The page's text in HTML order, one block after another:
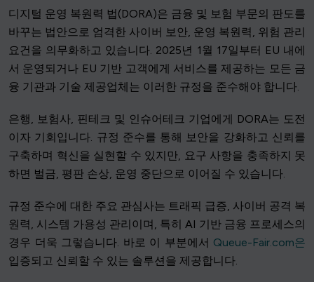
디지털 운영 복원력 법(DORA)은 금융 및 보험 부문의 판도를
바꾸는 법안으로 엄격한 사이버 보안, 운영 복원력, 위험 관리
요건을 의무화하고 있습니다. 2025년 1월 17일부터 EU 내에
서 운영되거나 EU 기반 고객에게 서비스를 제공하는 모든 금
융 기관과 기술 제공업체는 이러한 규정을 준수해야 합니다.
은행, 보험사, 핀테크 및 인슈어테크 기업에게 DORA는 도전
이자 기회입니다. 규정 준수를 통해 보안을 강화하고 신뢰를
구축하며 혁신을 실현할 수 있지만, 요구 사항을 충족하지 못
하면 벌금, 평판 손상, 운영 중단으로 이어질 수 있습니다.
규정 준수에 대한 주요 관심사는 트래픽 급증, 사이버 공격 복
원력, 시스템 가용성 관리이며, 특히 AI 기반 금융 프로세스의
경우 더욱 그렇습니다. 바로 이 부분에서 Queue-Fair.com은
입증되고 신뢰할 수 있는 솔루션을 제공합니다.